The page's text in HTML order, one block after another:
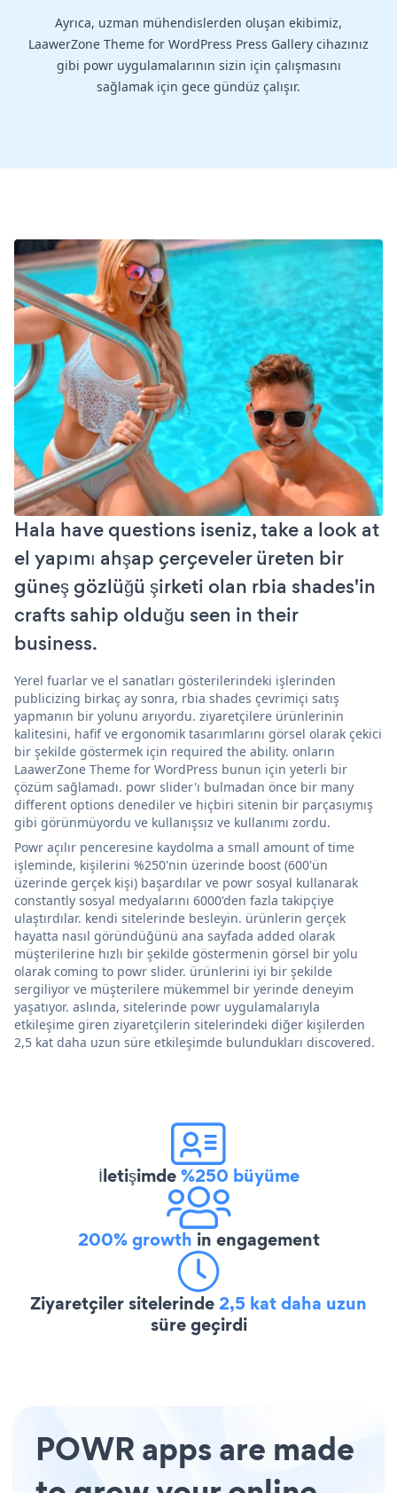
Ayrıca, uzman mühendislerden oluşan ekibimiz,
LaawerZone Theme for WordPress Press Gallery cihazınız
gibi powr uygulamalarının sizin için çalışmasını
sağlamak için gece gündüz çalışır.
Hala have questions iseniz, take a look at
el yapımı ahşap çerçeveler üreten bir
güneş gözlüğü şirketi olan rbia shades'in
crafts sahip olduğu seen in their
business.
Yerel fuarlar ve el sanatları gösterilerindeki işlerinden
publicizing birkaç ay sonra, rbia shades çevrimiçi satış
yapmanın bir yolunu arıyordu. ziyaretçilere ürünlerinin
kalitesini, hafif ve ergonomik tasarımlarını görsel olarak çekici
bir şekilde göstermek için required the ability. onların
LaawerZone Theme for WordPress bunun için yeterli bir
çözüm sağlamadı. powr slider'ı bulmadan önce bir many
different options denediler ve hiçbiri sitenin bir parçasıymış
gibi görünmüyordu ve kullanışsız ve kullanımı zordu.
Powr açılır penceresine kaydolma a small amount of time
işleminde, kişilerini %250'nin üzerinde boost (600'ün
üzerinde gerçek kişi) başardılar ve powr sosyal kullanarak
constantly sosyal medyalarını 6000'den fazla takipçiye
ulaştırdılar. kendi sitelerinde besleyin. ürünlerin gerçek
hayatta nasıl göründüğünü ana sayfada added olarak
müşterilerine hızlı bir şekilde göstermenin görsel bir yolu
olarak coming to powr slider. ürünlerini iyi bir şekilde
sergiliyor ve müşterilere mükemmel bir yerinde deneyim
yaşatıyor. aslında, sitelerinde powr uygulamalarıyla
etkileşime giren ziyaretçilerin sitelerindeki diğer kişilerden
2,5 kat daha uzun süre etkileşimde bulundukları discovered.
İletişimde%250 büyüme
200% growth in engagement
Ziyaretçiler sitelerinde2,5 kat daha uzun
süre geçirdi
POWR apps are made